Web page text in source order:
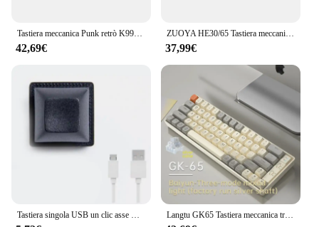
Tastiera meccanica Punk retrò K990 interruttore blu nero marrone 104 tasti tastiere da gioco cablate USB retroilluminazione RGB per PC Laptop K990
42,69€
ZUOYA HE30/65 Tastiera meccanica ad asse magnetico cablato 8k Trigger rapido Retroilluminazione RGB Tastiera personalizzata da gioco E-Sports
37,99€
Tastiera singola USB un clic asse meccanico cablato entra tastiera meccanica Macro personalizzata Mouse a chiave calda One Click Mini Keyboar Langtu GK65 Tastiera meccanica tri-modale 65 tasti 65% Layout Asse dorato/Asse argento Struttura guarnizione luce hot-swap Ufficio e-sport